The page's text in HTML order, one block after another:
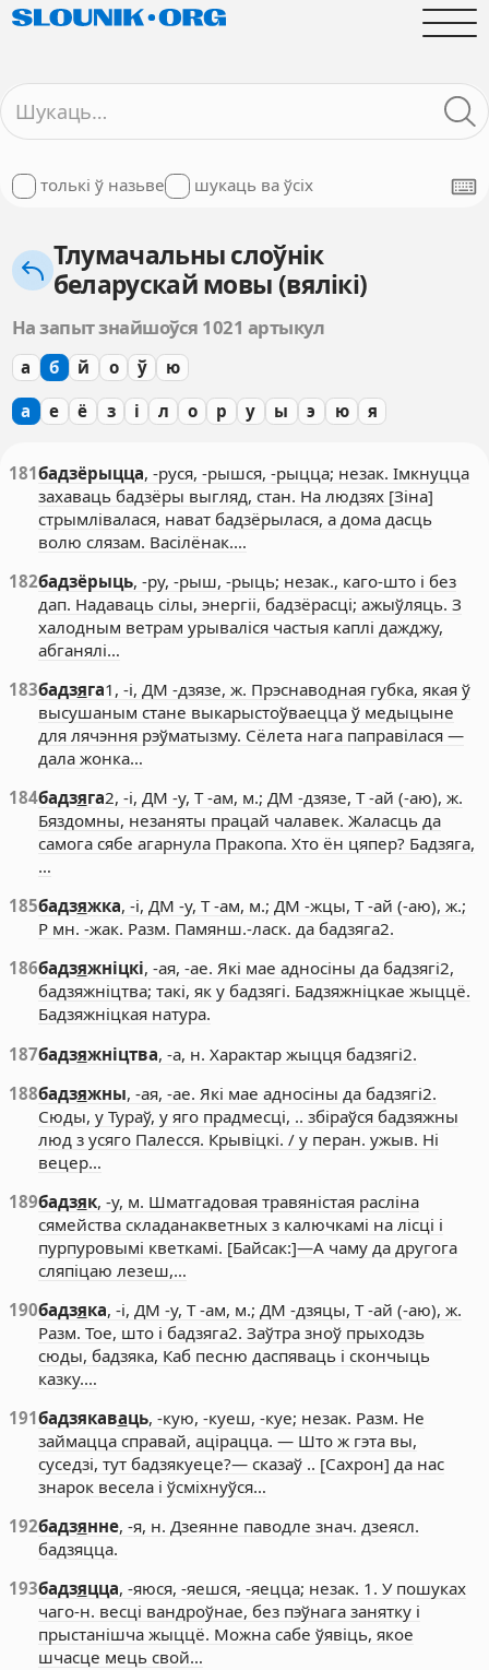
толькі ў назьве шукаць ва ўсіх
Тлумачальны слоўнік
беларускай мовы (вялікі)
На запыт знайшоўся 1021 артыкул
а б й о ў ю
а е ё з і л о р у ы э ю я
181бадзёрыцца, -руся, -рышся, -рыцца; незак. Імкнуцца
захаваць бадзёры выгляд, стан. На людзях [Зіна]
стрымлівалася, нават бадзёрылася, а дома дасць
волю слязам. Васілёнак.…
182бадзёрыць, -ру, -рыш, -рыць; незак., каго-што і без
дап. Надаваць сілы, энергіі, бадзёрасці; ажыўляць. З
халодным ветрам урываліся частыя каплі дажджу,
абганялі…
183бадзяга1, -і, ДМ -дзязе, ж. Прэснаводная губка, якая ў
высушаным стане выкарыстоўваецца ў медыцыне
для лячэння рэўматызму. Сёлета нага паправілася —
дала жонка…
184бадзяга2, -і, ДМ -у, Т -ам, м.; ДМ -дзязе, Т -ай (-аю), ж.
Бяздомны, незаняты працай чалавек. Жаласць да
самога сябе агарнула Пракопа. Хто ён цяпер? Бадзяга,
…
185бадзяжка, -і, ДМ -у, Т -ам, м.; ДМ -жцы, Т -ай (-аю), ж.;
Р мн. -жак. Разм. Памянш.-ласк. да бадзяга2.
186бадзяжніцкі, -ая, -ае. Які мае адносіны да бадзягі2,
бадзяжніцтва; такі, як у бадзягі. Бадзяжніцкае жыццё.
Бадзяжніцкая натура.
187бадзяжніцтва, -а, н. Характар жыцця бадзягі2.
188бадзяжны, -ая, -ае. Які мае адносіны да бадзягі2.
Сюды, у Тураў, у яго прадмесці, .. збіраўся бадзяжны
люд з усяго Палесся. Крывіцкі. / у перан. ужыв. Ні
вецер…
189бадзяк, -у, м. Шматгадовая травяністая расліна
сямейства складанакветных з калючкамі на лісці і
пурпуровымі кветкамі. [Байсак:]—А чаму да другога
сляпіцаю лезеш,…
190бадзяка, -і, ДМ -у, Т -ам, м.; ДМ -дзяцы, Т -ай (-аю), ж.
Разм. Тое, што і бадзяга2. Заўтра зноў прыходзь
сюды, бадзяка, Каб песню даспяваць і скончыць
казку.…
191бадзякаваць, -кую, -куеш, -куе; незак. Разм. Не
займацца справай, ацірацца. — Што ж гэта вы,
суседзі, тут бадзякуеце?— сказаў .. [Сахрон] да нас
знарок весела і ўсміхнуўся…
192бадзянне, -я, н. Дзеянне паводле знач. дзеясл.
бадзяцца.
193бадзяцца, -яюся, -яешся, -яецца; незак. 1. У пошуках
чаго-н. весці вандроўнае, без пэўнага занятку і
прыстанішча жыццё. Можна сабе ўявіць, якое
шчасце мець свой…